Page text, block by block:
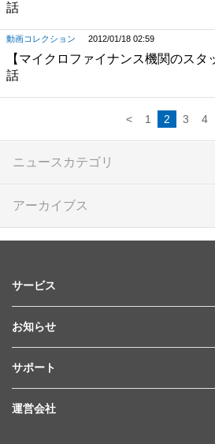
話
動画コレクション 2012/01/18 02:59
【マイクロファイナンス機関のス
話
< 1 2 3 4
ニュースカテゴリ
アーカイブス
サービス
お知らせ
サポート
運営会社